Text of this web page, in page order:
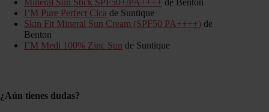
I’M Pure Perfect Cica de Suntique
Skin Fit Mineral Sun Cream (SPF50 PA++++) de
Benton
I’M Medi 100% Zinc Sun de Suntique
¿Aún tienes dudas?